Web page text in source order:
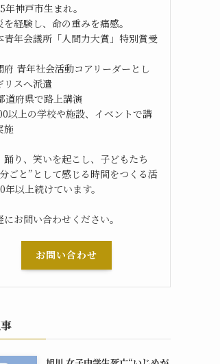
年神戸市生まれ。
を経験し、命の重みを痛感。
青年会議所「人間力大賞」特別賞受
府 青年社会活動コアリーダーとし
リスへ派遣
道府県で路上講演
以上の学校や施設、イベントで講
施
踊り、笑いを起こし、子どもたち
ごと”として感じる時間をつくる活
年以上続けています。
にお問い合わせください。
お問い合わせ